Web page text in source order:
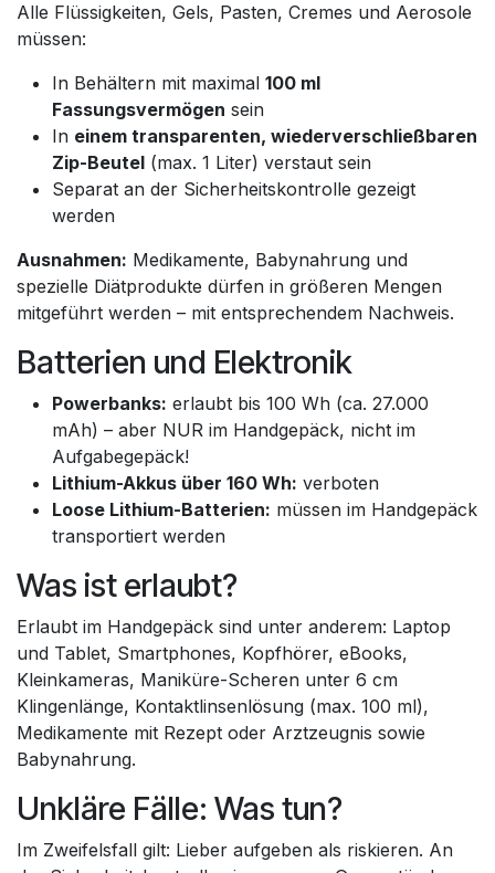
Alle Flüssigkeiten, Gels, Pasten, Cremes und Aerosole
müssen:
In Behältern mit maximal 100 ml
Fassungsvermögen sein
In einem transparenten, wiederverschließbaren
Zip-Beutel (max. 1 Liter) verstaut sein
Separat an der Sicherheitskontrolle gezeigt
werden
Ausnahmen: Medikamente, Babynahrung und
spezielle Diätprodukte dürfen in größeren Mengen
mitgeführt werden – mit entsprechendem Nachweis.
Batterien und Elektronik
Powerbanks: erlaubt bis 100 Wh (ca. 27.000
mAh) – aber NUR im Handgepäck, nicht im
Aufgabegepäck!
Lithium-Akkus über 160 Wh: verboten
Loose Lithium-Batterien: müssen im Handgepäck
transportiert werden
Was ist erlaubt?
Erlaubt im Handgepäck sind unter anderem: Laptop
und Tablet, Smartphones, Kopfhörer, eBooks,
Kleinkameras, Maniküre-Scheren unter 6 cm
Klingenlänge, Kontaktlinsenlösung (max. 100 ml),
Medikamente mit Rezept oder Arztzeugnis sowie
Babynahrung.
Unkläre Fälle: Was tun?
Im Zweifelsfall gilt: Lieber aufgeben als riskieren. An